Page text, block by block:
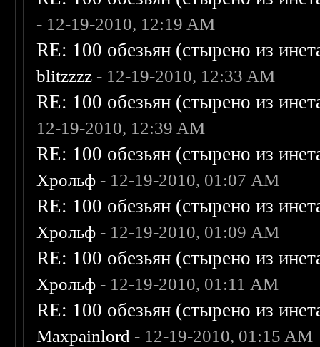
- 12-19-2010, 12:19 AM
RE: 100 обезьян (стырено из
blitzzzz - 12-19-2010, 12:33 AM
RE: 100 обезьян (стырено из
12-19-2010, 12:39 AM
RE: 100 обезьян (стырено из
Хрольф - 12-19-2010, 01:07 AM
RE: 100 обезьян (стырено из
Хрольф - 12-19-2010, 01:09 AM
RE: 100 обезьян (стырено из
Хрольф - 12-19-2010, 01:11 AM
RE: 100 обезьян (стырено из
Maxpainlord - 12-19-2010, 01:15 AM